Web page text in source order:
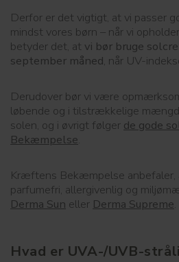
Derfor er det vigtigt, at vi passer
mindst vores børn – når vi
betyder det, at vi bør bruge
september måned, når UV-
Derudover bør vi være
løbende og i tilstrækkelige
solen, og i øvrigt følger de gode
Bekæmpelse.
Kræftens Bekæmpelse
parfumefri, allergivenlig og
Derma Sun eller Derma Supreme.
Hvad er UVA-/UVB-